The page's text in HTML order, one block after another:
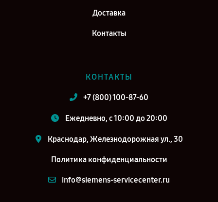
Доставка
Контакты
КОНТАКТЫ
+7 (800) 100-87-60
Ежедневно, с 10:00 до 20:00
Краснодар, Железнодорожная ул., 30
Политика конфиденциальности
info@siemens-servicecenter.ru